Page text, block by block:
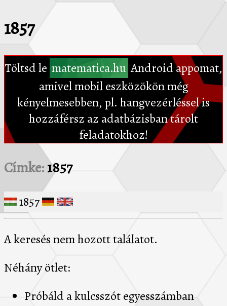
1857
Töltsd le matematica.hu Android appomat,
amivel mobil eszközökön még
kényelmesebben, pl. hangvezérléssel is
hozzáférsz az adatbázisban tárolt
feladatokhoz!
Címke:1857
1857
A keresés nem hozott találatot.
Néhány ötlet:
Próbáld a kulcsszót egyesszámban